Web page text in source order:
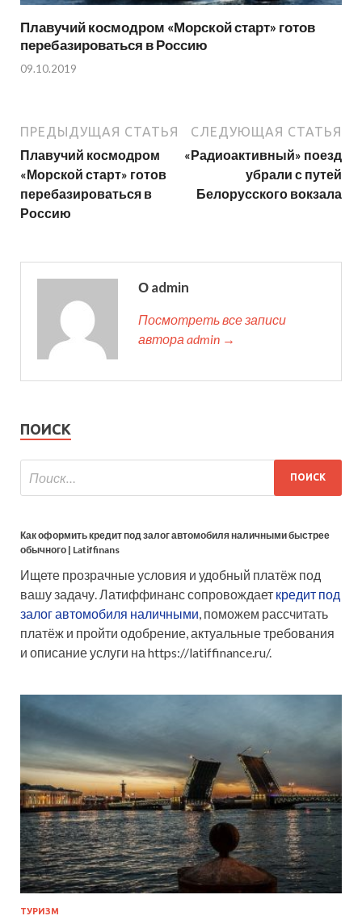
Плавучий космодром «Морской старт» готов
перебазироваться в Россию
09.10.2019
ПРЕДЫДУЩАЯ СТАТЬЯ
Плавучий космодром
«Морской старт» готов
перебазироваться в
Россию
СЛЕДУЮЩАЯ СТАТЬЯ
«Радиоактивный» поезд
убрали с путей
Белорусского вокзала
О admin
Посмотреть все записи
автора admin →
ПОИСК
Как оформить кредит под залог автомобиля наличными быстрее
обычного | Latiffinans
Ищете прозрачные условия и удобный платёж под
вашу задачу. Латиффинанс сопровождает кредит под
залог автомобиля наличными, поможем рассчитать
платёж и пройти одобрение, актуальные требования
и описание услуги на https://latiffinance.ru/.
ТУРИЗМ